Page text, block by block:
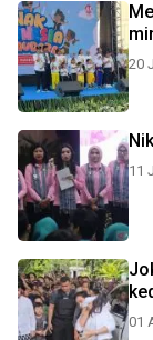
20
11
01